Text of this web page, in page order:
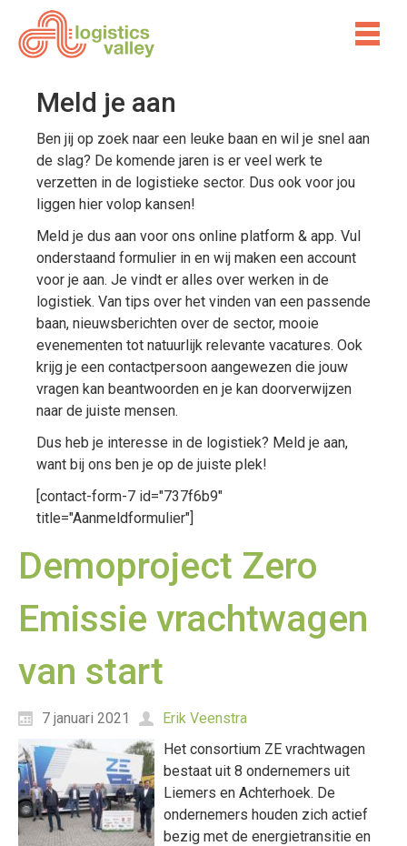
Meld je aan
Ben jij op zoek naar een leuke baan en wil je snel aan
de slag? De komende jaren is er veel werk te
verzetten in de logistieke sector. Dus ook voor jou
liggen hier volop kansen!
Meld je dus aan voor ons online platform & app. Vul
onderstaand formulier in en wij maken een account
voor je aan. Je vindt er alles over werken in de
logistiek. Van tips over het vinden van een passende
baan, nieuwsberichten over de sector, mooie
evenementen tot natuurlijk relevante vacatures. Ook
krijg je een contactpersoon aangewezen die jouw
vragen kan beantwoorden en je kan doorverwijzen
naar de juiste mensen.
Dus heb je interesse in de logistiek? Meld je aan,
want bij ons ben je op de juiste plek!
[contact-form-7 id="737f6b9"
title="Aanmeldformulier"]
Demoproject Zero
Emissie vrachtwagen
van start
7 januari 2021
Erik Veenstra
Het consortium ZE vrachtwagen
bestaat uit 8 ondernemers uit
Liemers en Achterhoek. De
ondernemers houden zich actief
bezig met de energietransitie en